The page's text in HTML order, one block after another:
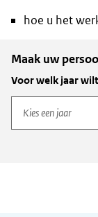
hoe u het
Maak uw
Voor welk jaar